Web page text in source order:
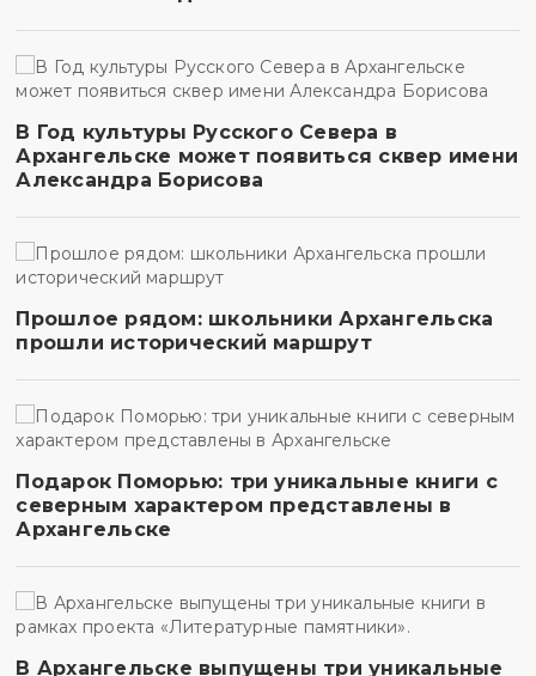
В Год культуры Русского Севера в
Архангельске может появиться сквер имени
Александра Борисова
Прошлое рядом: школьники Архангельска
прошли исторический маршрут
Подарок Поморью: три уникальные книги с
северным характером представлены в
Архангельске
В Архангельске выпущены три уникальные